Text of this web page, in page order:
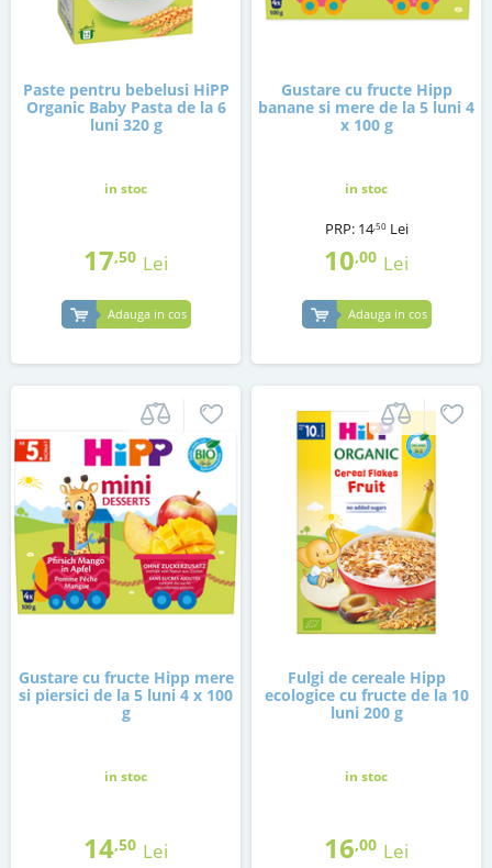
Paste pentru bebelusi HiPP
Organic Baby Pasta de la 6
luni 320 g
in stoc
17,50 Lei
Adauga in cos
Gustare cu fructe Hipp
banane si mere de la 5 luni 4
x 100 g
in stoc
PRP: 14,50 Lei
10,00 Lei
Adauga in cos
Gustare cu fructe Hipp mere
si piersici de la 5 luni 4 x 100
g
in stoc
14,50 Lei
Fulgi de cereale Hipp
ecologice cu fructe de la 10
luni 200 g
in stoc
16,00 Lei